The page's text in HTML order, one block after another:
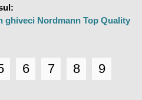
ghiveci Nordmann Top Quality
6 7 8
9